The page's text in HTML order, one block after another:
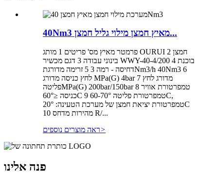
40Nm3 מאיץ חמצן מילוי גליל חמצן...
פרמטר מאיץ מס' פריטים 1 מותג OURUI 2 חמצן
בינוני עבודה 3 דגם מכשיר WWY-40-4/200 4 בוכנת
דחיסה - רמה 3 5 זרימה מדורגתNm3/h 40Nm3 6
לחץ כניסה מדורג MPa(G) 4bar 7 מדורג לחץ
פליטהMPa(G) 200bar/150bar 8 טמפרטורת אוויר
כניסה ≤60°C 9 טמפרטורת פליטה 60-70°C,
טמפרטורת יציאת חמצן של מערכת הטעינה: 20°C
10 מהירות מדחס R/...
ראה מוצרים נוספים>
פנה אלינו